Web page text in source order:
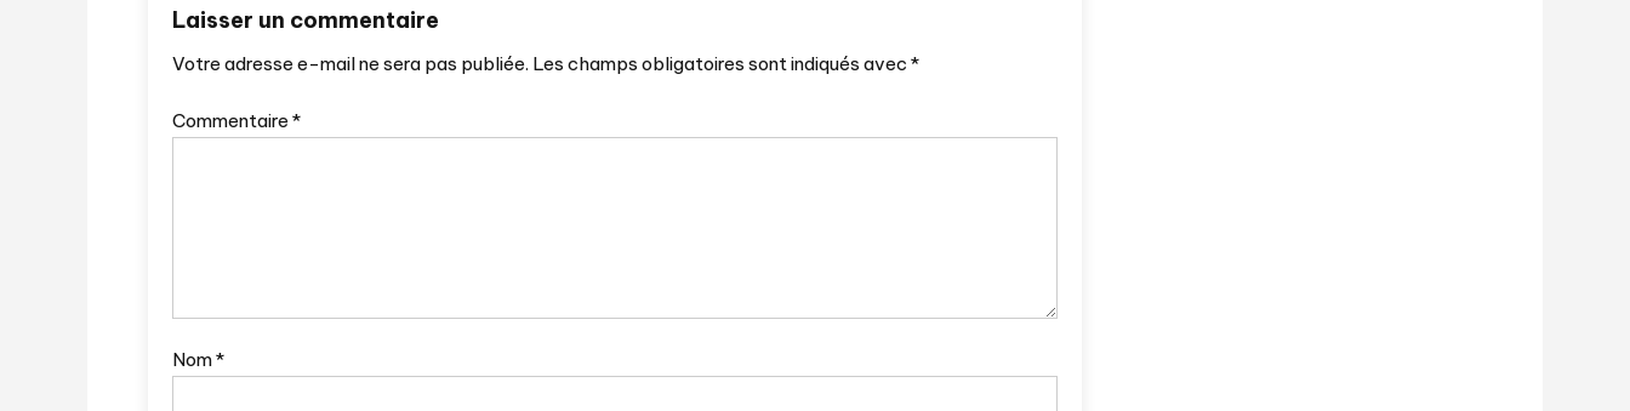
Laisser un commentaire
Votre adresse e-mail ne sera pas publiée. Les champs obligatoires sont indiqués avec *
Commentaire *
Nom*